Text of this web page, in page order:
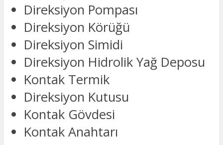
Direksiyon Pompası
Direksiyon Körüğü
Direksiyon Simidi
Direksiyon Hidrolik Yağ Deposu
Kontak Termik
Direksiyon Kutusu
Kontak Gövdesi
Kontak Anahtarı